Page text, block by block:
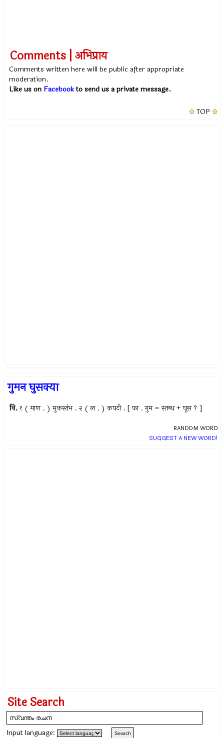
Comments | अभिप्राय
Comments written here will be public after appropriate
moderation.
Like us on Facebookto send us a private message.
TOP
गुमन घुसक्या
वि. १ ( माण . ) मुकस्तंभ . २ ( ल . ) कपटी . [ फा . गुम = स्तब्ध + घूस ? ]
RANDOM WORD
SUGGEST A NEW WORD!
Site Search
Input language: